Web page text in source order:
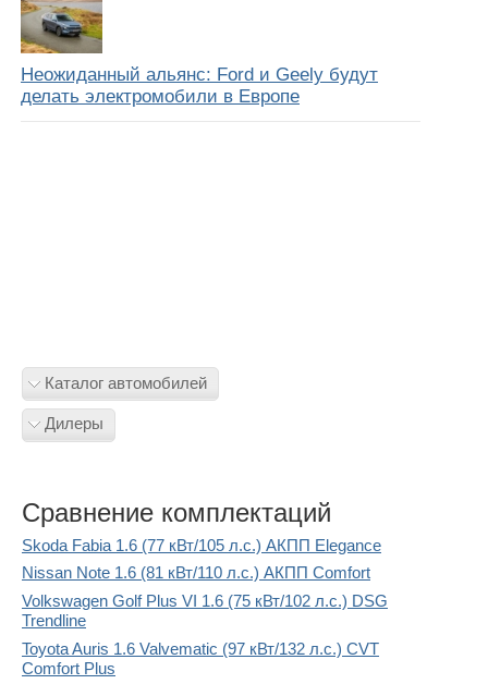
Неожиданный альянс: Ford и Geely будут
делать электромобили в Европе
Каталог автомобилей
Дилеры
Сравнение комплектаций
Skoda Fabia 1.6 (77 кВт/105 л.с.) АКПП Elegance
Nissan Note 1.6 (81 кВт/110 л.с.) АКПП Comfort
Volkswagen Golf Plus VI 1.6 (75 кВт/102 л.с.) DSG
Trendline
Toyota Auris 1.6 Valvematic (97 кВт/132 л.с.) CVT
Comfort Plus